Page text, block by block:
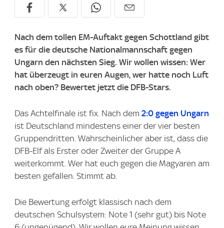
Nach dem tollen EM-Auftakt gegen Schottland gibt
es für die deutsche Nationalmannschaft gegen
Ungarn den nächsten Sieg. Wir wollen wissen: Wer
hat überzeugt in euren Augen, wer hatte noch Luft
nach oben? Bewertet jetzt die DFB-Stars.
Das Achtelfinale ist fix. Nach dem 2:0 gegen Ungarn
ist Deutschland mindestens einer der vier besten
Gruppendritten. Wahrscheinlicher aber ist, dass die
DFB-Elf als Erster oder Zweiter der Gruppe A
weiterkommt. Wer hat euch gegen die Magyaren am
besten gefallen. Stimmt ab.
Die Bewertung erfolgt klassisch nach dem
deutschen Schulsystem: Note 1 (sehr gut) bis Note